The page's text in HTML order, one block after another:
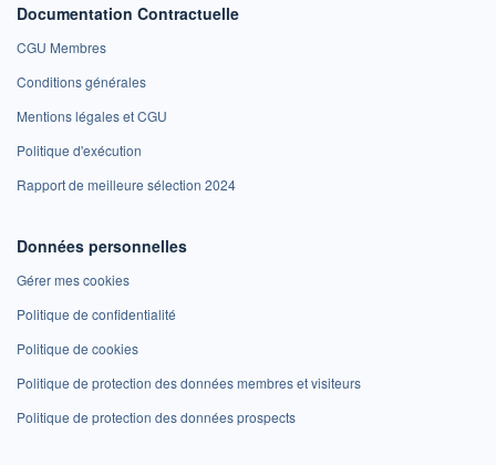
Documentation Contractuelle
CGU Membres
Conditions générales
Mentions légales et CGU
Politique d'exécution
Rapport de meilleure sélection 2024
Données personnelles
Gérer mes cookies
Politique de confidentialité
Politique de cookies
Politique de protection des données membres et visiteurs
Politique de protection des données prospects